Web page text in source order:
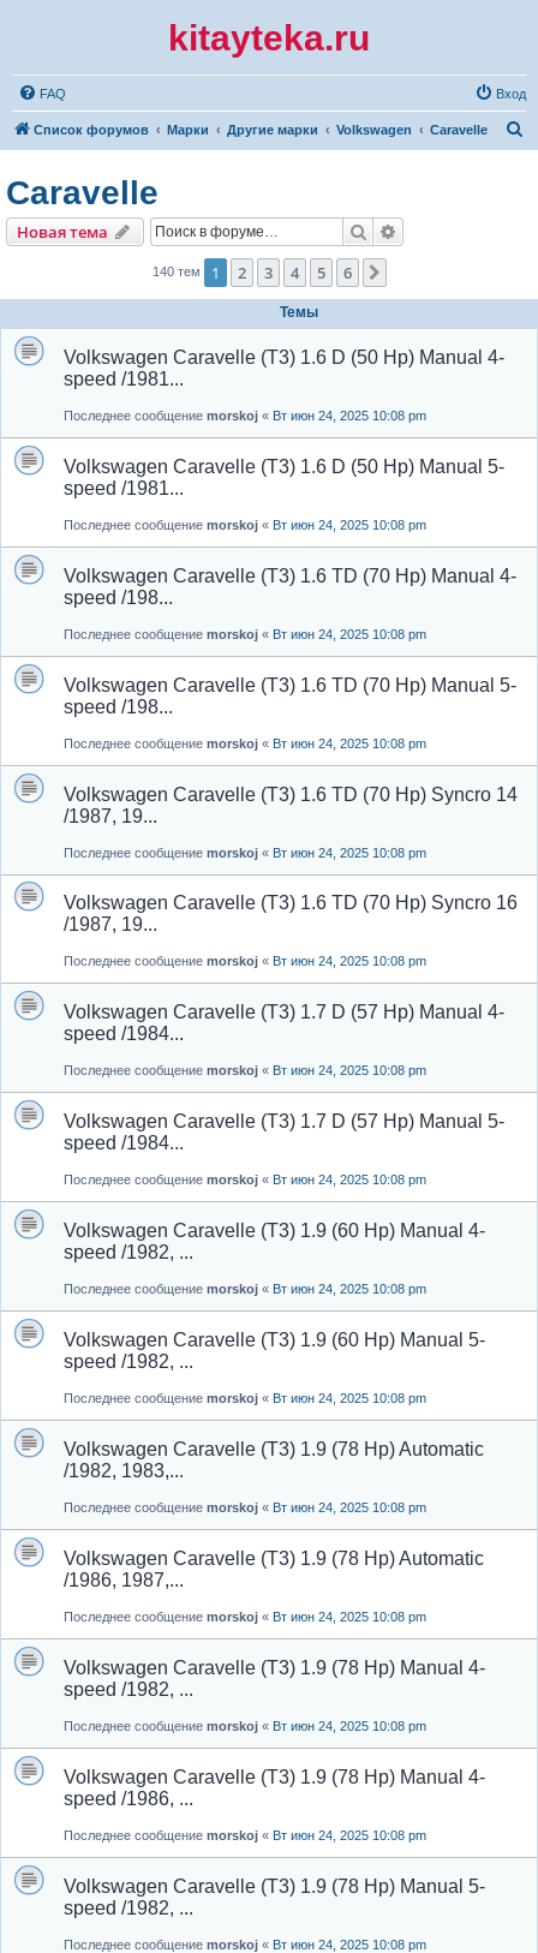
kitayteka.ru
FAQ Вход
Список форумов Марки Другие марки Volkswagen Caravelle
Caravelle
Новая тема Поиск
140 тем 1 2 3 4 5 6
Темы
Volkswagen Caravelle (T3) 1.6 D (50 Hp) Manual 4-
speed /1981...
Последнее сообщение morskoj « Вт июн 24, 2025 10:08 pm
Volkswagen Caravelle (T3) 1.6 D (50 Hp) Manual 5-
speed /1981...
Последнее сообщение morskoj « Вт июн 24, 2025 10:08 pm
Volkswagen Caravelle (T3) 1.6 TD (70 Hp) Manual 4-
speed /198...
Последнее сообщение morskoj « Вт июн 24, 2025 10:08 pm
Volkswagen Caravelle (T3) 1.6 TD (70 Hp) Manual 5-
speed /198...
Последнее сообщение morskoj « Вт июн 24, 2025 10:08 pm
Volkswagen Caravelle (T3) 1.6 TD (70 Hp) Syncro 14
/1987, 19...
Последнее сообщение morskoj « Вт июн 24, 2025 10:08 pm
Volkswagen Caravelle (T3) 1.6 TD (70 Hp) Syncro 16
/1987, 19...
Последнее сообщение morskoj « Вт июн 24, 2025 10:08 pm
Volkswagen Caravelle (T3) 1.7 D (57 Hp) Manual 4-
speed /1984...
Последнее сообщение morskoj « Вт июн 24, 2025 10:08 pm
Volkswagen Caravelle (T3) 1.7 D (57 Hp) Manual 5-
speed /1984...
Последнее сообщение morskoj « Вт июн 24, 2025 10:08 pm
Volkswagen Caravelle (T3) 1.9 (60 Hp) Manual 4-
speed /1982, ...
Последнее сообщение morskoj « Вт июн 24, 2025 10:08 pm
Volkswagen Caravelle (T3) 1.9 (60 Hp) Manual 5-
speed /1982, ...
Последнее сообщение morskoj « Вт июн 24, 2025 10:08 pm
Volkswagen Caravelle (T3) 1.9 (78 Hp) Automatic
/1982, 1983,...
Последнее сообщение morskoj « Вт июн 24, 2025 10:08 pm
Volkswagen Caravelle (T3) 1.9 (78 Hp) Automatic
/1986, 1987,...
Последнее сообщение morskoj « Вт июн 24, 2025 10:08 pm
Volkswagen Caravelle (T3) 1.9 (78 Hp) Manual 4-
speed /1982, ...
Последнее сообщение morskoj « Вт июн 24, 2025 10:08 pm
Volkswagen Caravelle (T3) 1.9 (78 Hp) Manual 4-
speed /1986, ...
Последнее сообщение morskoj « Вт июн 24, 2025 10:08 pm
Volkswagen Caravelle (T3) 1.9 (78 Hp) Manual 5-
speed /1982, ...
Последнее сообщение morskoj « Вт июн 24, 2025 10:08 pm